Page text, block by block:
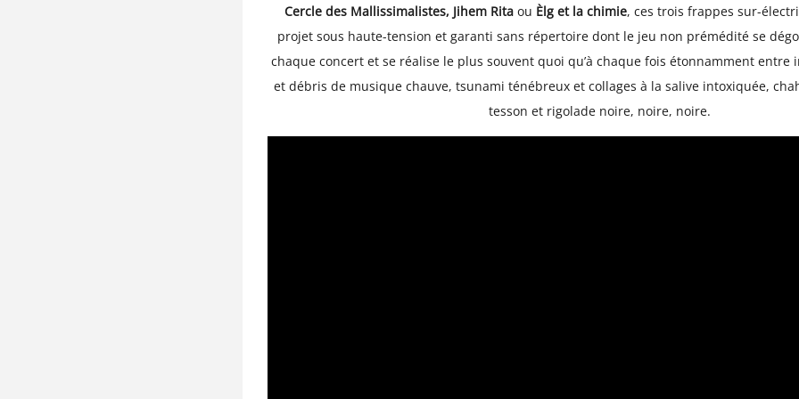
Cercle des Mallissimalistes, Jihem Rita ou Èlg et la chimie, ces trois frappes sur-
projet sous haute-tension et garanti sans répertoire dont le jeu non prémédité se
chaque concert et se réalise le plus souvent quoi qu’à chaque fois étonnamment entre
et débris de musique chauve, tsunami ténébreux et collages à la salive intoxiquée,
tesson et rigolade noire, noire, noire.